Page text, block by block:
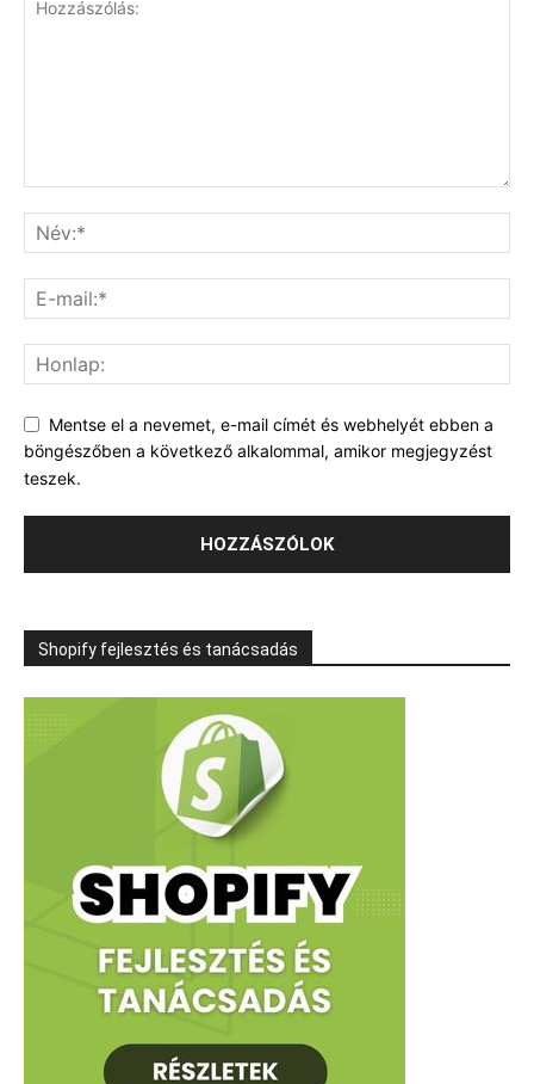
Mentse el a nevemet, e-mail címét és webhelyét ebben a
böngészőben a következő alkalommal, amikor megjegyzést
teszek.
Shopify fejlesztés és tanácsadás